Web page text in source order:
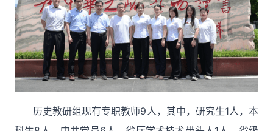
历史教研组现有专职教师9人，其中， 研究生1人，本